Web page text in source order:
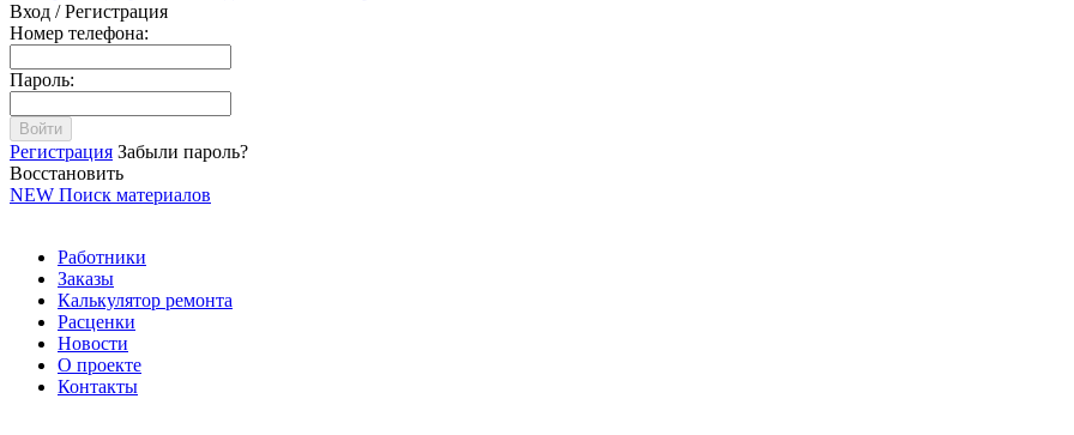
Вход / Регистрация
Номер телефона:
Пароль:
Войти
Регистрация Забыли пароль?
Восстановить
NEW Поиск материалов
Работники
Заказы
Калькулятор ремонта
Расценки
Новости
О проекте
Контакты